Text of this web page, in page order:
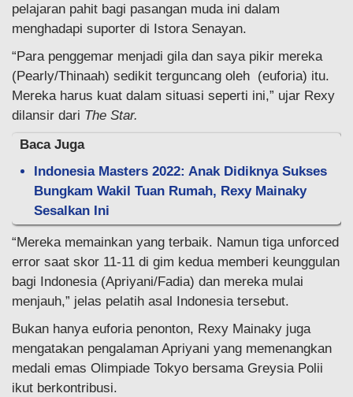
pelajaran pahit bagi pasangan muda ini dalam
menghadapi suporter di Istora Senayan.
“Para penggemar menjadi gila dan saya pikir mereka
(Pearly/Thinaah) sedikit terguncang oleh (euforia) itu.
Mereka harus kuat dalam situasi seperti ini,” ujar Rexy
dilansir dari The Star.
Baca Juga
Indonesia Masters 2022: Anak Didiknya Sukses
Bungkam Wakil Tuan Rumah, Rexy Mainaky
Sesalkan Ini
“Mereka memainkan yang terbaik. Namun tiga unforced
error saat skor 11-11 di gim kedua memberi keunggulan
bagi Indonesia (Apriyani/Fadia) dan mereka mulai
menjauh,” jelas pelatih asal Indonesia tersebut.
Bukan hanya euforia penonton, Rexy Mainaky juga
mengatakan pengalaman Apriyani yang memenangkan
medali emas Olimpiade Tokyo bersama Greysia Polii
ikut berkontribusi.